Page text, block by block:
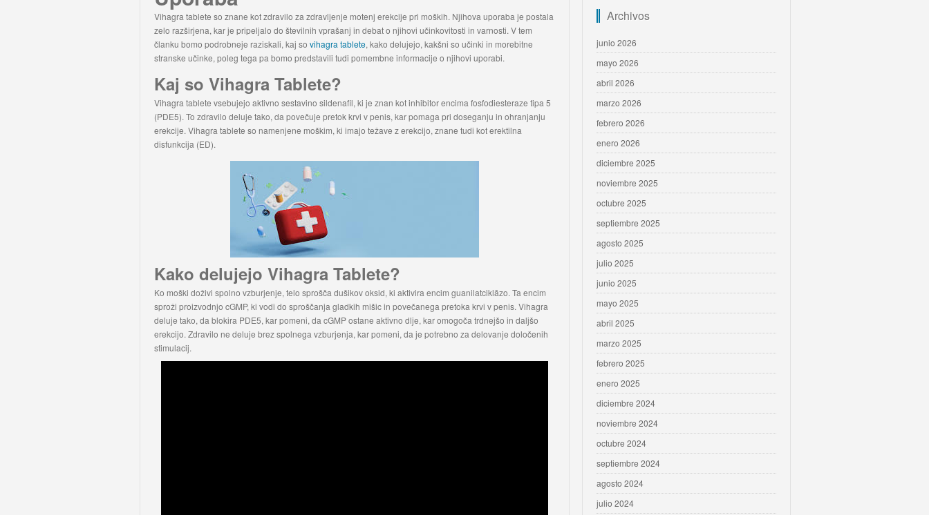
Vihagra tablete so znane kot zdravilo za zdravljenje motenj erekcije pri moških. Njihova uporaba je postala
zelo razširjena, kar je pripeljalo do številnih vprašanj in debat o njihovi učinkovitosti in varnosti. V tem
članku bomo podrobneje raziskali, kaj so vihagra tablete, kako delujejo, kakšni so učinki in morebitne
stranske učinke, poleg tega pa bomo predstavili tudi pomembne informacije o njihovi uporabi.
Kaj so Vihagra Tablete?
Vihagra tablete vsebujejo aktivno sestavino sildenafil, ki je znan kot inhibitor encima fosfodiesteraze tipa 5
(PDE5). To zdravilo deluje tako, da povečuje pretok krvi v penis, kar pomaga pri doseganju in ohranjanju
erekcije. Vihagra tablete so namenjene moškim, ki imajo težave z erekcijo, znane tudi kot erektilna
disfunkcija (ED).
Kako delujejo Vihagra Tablete?
Ko moški doživi spolno vzburjenje, telo sprošča dušikov oksid, ki aktivira encim guanilatciklāzo. Ta encim
sproži proizvodnjo cGMP, ki vodi do sproščanja gladkih mišic in povečanega pretoka krvi v penis. Vihagra
deluje tako, da blokira PDE5, kar pomeni, da cGMP ostane aktivno dlje, kar omogoča trdnejšo in daljšo
erekcijo. Zdravilo ne deluje brez spolnega vzburjenja, kar pomeni, da je potrebno za delovanje določenih
stimulacij.
Archivos
junio 2026
mayo 2026
abril 2026
marzo 2026
febrero 2026
enero 2026
diciembre 2025
noviembre 2025
octubre 2025
septiembre 2025
agosto 2025
julio 2025
junio 2025
mayo 2025
abril 2025
marzo 2025
febrero 2025
enero 2025
diciembre 2024
noviembre 2024
octubre 2024
septiembre 2024
agosto 2024
julio 2024